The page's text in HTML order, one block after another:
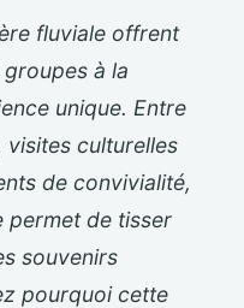
fluviale offrent
à la
unique. Entre
visites culturelles
de convivialité,
permet de tisser
souvenirs
pourquoi cette